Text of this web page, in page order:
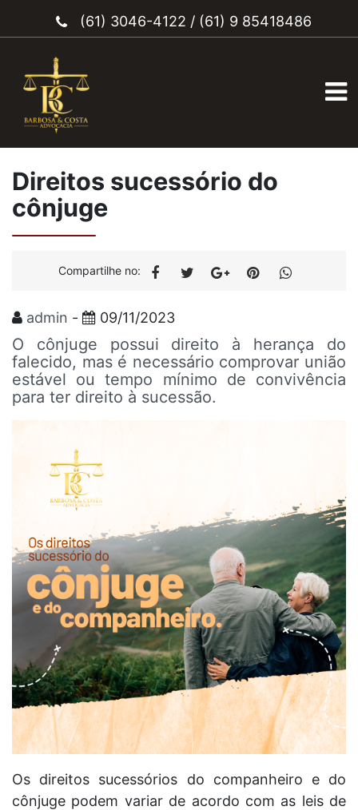
(61) 3046-4122 / (61) 9 85418486
Direitos sucessório do
cônjuge
Compartilhe no:
admin - 09/11/2023
O cônjuge possui direito à herança do
falecido, mas é necessário comprovar união
estável ou tempo mínimo de convivência
para ter direito à sucessão.
Os direitos sucessórios do companheiro e do
cônjuge podem variar de acordo com as leis de